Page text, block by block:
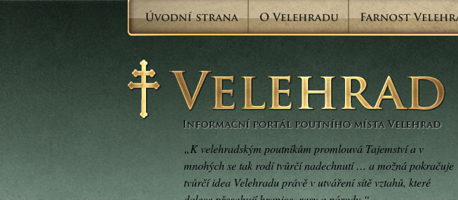
„K velehradským poutníkům promlouvá Tajemství a v
mnohých se tak rodí tvůrčí nadechnutí … a možná pokračuje
tvůrčí idea Velehradu právě v utváření sítě vztahů, které